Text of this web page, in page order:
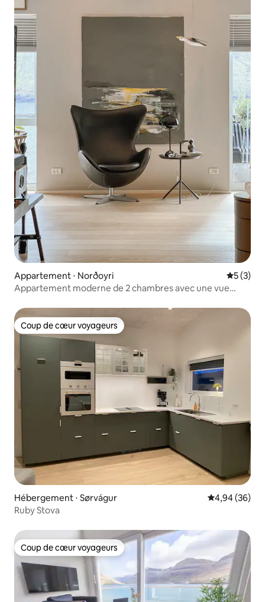
Appartement ⋅ Norðoyri
5 (3)
Appartement moderne de 2 chambres avec une vue
Coup de cœur voyageurs
Coup de cœur voyageurs
Hébergement ⋅ Sørvágur Évaluation
4,94 (36)
Ruby Stova
Coup de cœur voyageurs
Coup de cœur voyageurs